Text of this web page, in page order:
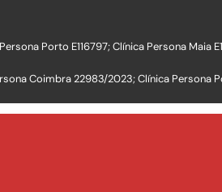
Porto E116797; Clínica Persona
Coimbra 22983/2023; Clínica Persona